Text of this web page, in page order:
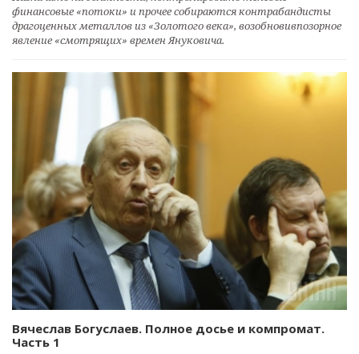
финансовые «потоки» и прочее собираются контрабандисты
драгоценных металлов из «Золотого века», возобновивпозорное
явление «смотрящих» времен Януковича.
Вячеслав Богуслаев. Полное досье и компромат.
Часть 1